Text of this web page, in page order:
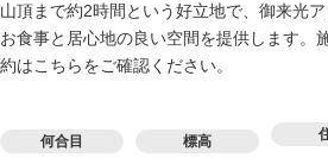
山頂まで約2時間という好立地で、御来光
お食事と居心地の良い空間を提供します。
約はこちらをご確認ください。
何合目 標高